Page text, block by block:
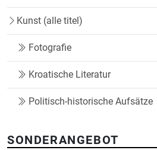
Kunst (alle titel)
Fotografie
Kroatische Literatur
Politisch-historische Aufsätze
SONDERANGEBOT